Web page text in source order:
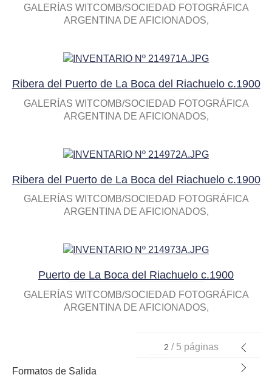
GALERÍAS WITCOMB/SOCIEDAD FOTOGRÁFICA
ARGENTINA DE AFICIONADOS
Ribera del Puerto de La Boca del Riachuelo c.1900
GALERÍAS WITCOMB/SOCIEDAD FOTOGRÁFICA
ARGENTINA DE AFICIONADOS
Ribera del Puerto de La Boca del Riachuelo c.1900
GALERÍAS WITCOMB/SOCIEDAD FOTOGRÁFICA
ARGENTINA DE AFICIONADOS
Puerto de La Boca del Riachuelo c.1900
GALERÍAS WITCOMB/SOCIEDAD FOTOGRÁFICA
ARGENTINA DE AFICIONADOS
/ 5 páginas
Formatos de Salida